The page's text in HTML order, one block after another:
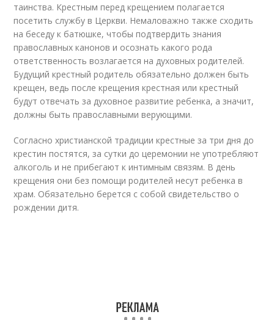
таинства. Крестным перед крещением полагается
посетить службу в Церкви. Немаловажно также сходить
на беседу к батюшке, чтобы подтвердить знания
православных канонов и осознать какого рода
ответственность возлагается на духовных родителей.
Будущий крестный родитель обязательно должен быть
крещен, ведь после крещения крестная или крестный
будут отвечать за духовное развитие ребенка, а значит,
должны быть православными верующими.
Согласно христианской традиции крестные за три дня до
крестин постятся, за сутки до церемонии не употребляют
алкоголь и не прибегают к интимным связям. В день
крещения они без помощи родителей несут ребенка в
храм. Обязательно берется с собой свидетельство о
рождении дитя.